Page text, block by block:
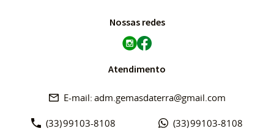
Nossas redes
Atendimento
(33)99103-8108 (33)99103-8108
adm.gemasdaterra@gmail.com